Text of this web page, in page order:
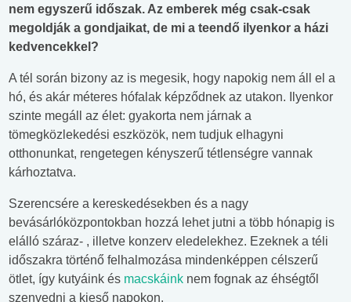
nem egyszerű időszak. Az emberek még csak-csak
megoldják a gondjaikat, de mi a teendő ilyenkor a házi
kedvencekkel?
A tél során bizony az is megesik, hogy napokig nem áll el a
hó, és akár méteres hófalak képződnek az utakon. Ilyenkor
szinte megáll az élet: gyakorta nem járnak a
tömegközlekedési eszközök, nem tudjuk elhagyni
otthonunkat, rengetegen kényszerű tétlenségre vannak
kárhoztatva.
Szerencsére a kereskedésekben és a nagy
bevásárlóközpontokban hozzá lehet jutni a több hónapig is
elálló száraz- , illetve konzerv eledelekhez. Ezeknek a téli
időszakra történő felhalmozása mindenképpen célszerű
ötlet, így kutyáink és macskáink nem fognak az éhségtől
szenvedni a kieső napokon.